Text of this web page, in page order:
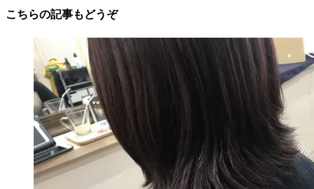
こちらの記事もどうぞ